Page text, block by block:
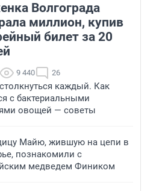
Волгограда
миллион, купив
билет за 20
9 440 26
каждый. Как
с бактериальными
овощей — советы
Майю, жившую на цепи в
познакомили с
медведем Фиником